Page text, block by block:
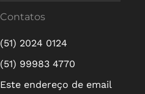
Contatos
(51) 2024 0124
(51) 99983 4770
Este endereço de email